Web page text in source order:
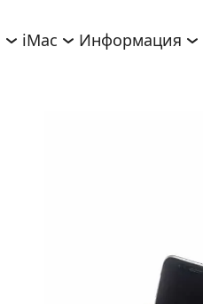
iMac Информация